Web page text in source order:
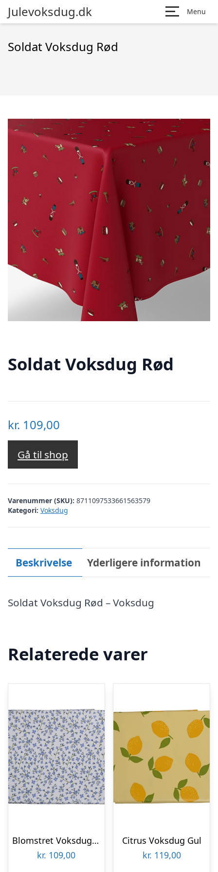
Julevoksdug.dk Menu
Soldat Voksdug Rød
Soldat Voksdug Rød
kr. 109,00
Gå til shop
Varenummer (SKU): 8711097533661563579
Kategori: Voksdug
Beskrivelse Yderligere information
Soldat Voksdug Rød – Voksdug
Relaterede varer
Blomstret Voksdug Lyseblå
kr. 109,00
Citrus Voksdug Gul
kr. 119,00